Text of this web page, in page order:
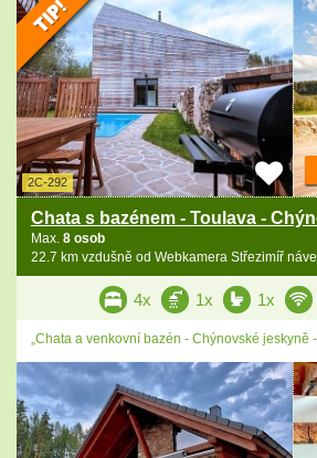
2C-292
Chata s bazénem - Toulava -
Max. 8 osob
22.7 km vzdušně od Webkamera Střezimíř
4x 1x 1x
„Chata a venkovní bazén - Chýnovské jeskyně